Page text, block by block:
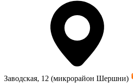
Заводская, 12 (микрорайон Шершни)